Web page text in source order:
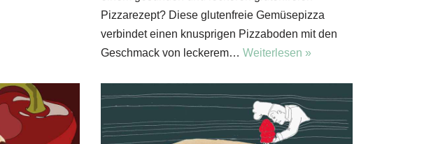
Pizzarezept? Diese glutenfreie Gemüsepizza
verbindet einen knusprigen Pizzaboden mit den
Geschmack von leckerem… Weiterlesen »